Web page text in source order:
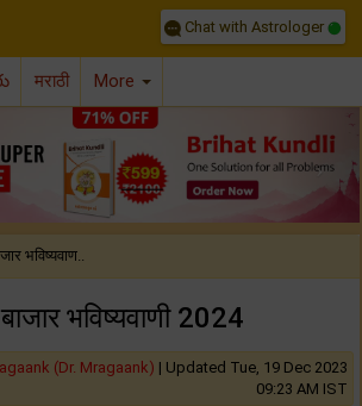
Chat with Astrologer
मराठी More
भविष्यवाण..
भविष्यवाणी 2024
(Dr. Mragaank) | Updated Tue, 19 Dec 2023
09:23 AM IST